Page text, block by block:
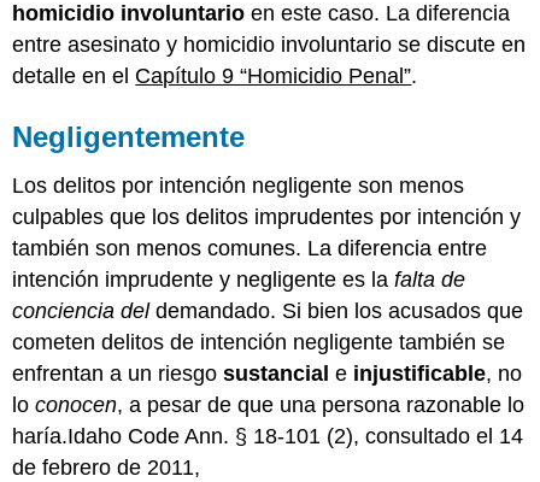
homicidio involuntario en este caso. La diferencia
entre asesinato y homicidio involuntario se discute en
detalle en el Capítulo 9 “Homicidio Penal”.
Negligentemente
Los delitos por intención negligente son menos
culpables que los delitos imprudentes por intención y
también son menos comunes. La diferencia entre
intención imprudente y negligente es lafalta de
conciencia deldemandado. Si bien los acusados que
cometen delitos de intención negligente también se
enfrentan a un riesgosustancial e injustificable, no
loconocen, a pesar de que una persona razonable lo
haría.Idaho Code Ann. § 18-101 (2), consultado el 14
de febrero de 2011,